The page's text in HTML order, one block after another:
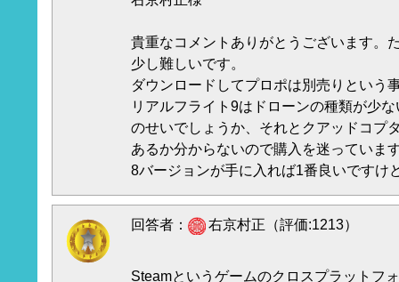
貴重なコメントありがとうございます。
少し難しいです。
ダウンロードしてプロポは別売りという
リアルフライト9はドローンの種類が少
のせいでしょうか、それとクアッドコプ
あるか分からないので購入を迷っていま
8バージョンが手に入れば1番良いですけ
回答者： 右京村正（評価:1213）
Steamというゲームのクロスプラットフ